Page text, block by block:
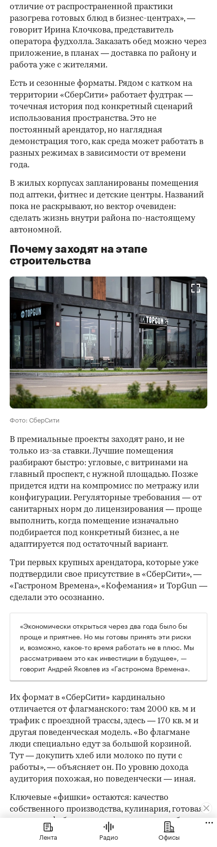
отличие от распространенной практики
разогрева готовых блюд в бизнес-центрах», —
говорит Ирина Клочкова, представитель
оператора фудхолла. Заказать обед можно через
приложение, в планах — доставка по району и
работа уже с жителями.
Есть и сезонные форматы. Рядом с катком на
территории «СберСити» работает фудтрак —
точечная история под конкретный сценарий
использования пространства. Это не
постоянный арендатор, но наглядная
демонстрация того, как среда может работать в
разных режимах в зависимости от времени
года.
В жилых корпусах запланированы помещения
под аптеки, фитнес и детские центры. Названий
пока не раскрывают, но вектор очевиден:
сделать жизнь внутри района по-настоящему
автономной.
Почему заходят на этапе
строительства
Фото: СберСити
В премиальные проекты заходят рано, и не
только из-за ставки. Лучшие помещения
разбирают быстро: угловые, с витринами на
главный проспект, с нужной площадью. Позже
придется идти на компромисс по метражу или
конфигурации. Регуляторные требования — от
санитарных норм до лицензирования — проще
выполнить, когда помещение изначально
подбирается под конкретный бизнес, а не
адаптируется под остаточный вариант.
Три первых крупных арендатора, которые уже
подтвердили свое присутствие в «СберСити», —
«Гастроном Времена», «Кофемания» и TopGun —
сделали это осознанно.
«Экономически открыться через два года было бы
проще и приятнее. Но мы готовы принять эти риски
и, возможно, какое-то время работать не в плюс. Мы
рассматриваем это как инвестиции в будущее», —
говорит Андрей Яковлев из «Гастронома Времена».
Их формат в «СберСити» кардинально
отличается от флагманского: там 2000 кв. м и
трафик с проездной трассы, здесь — 170 кв. м и
другая поведенческая модель. «Во флагмане
люди специально едут за большой корзиной.
Тут — докупить хлеб или молоко по пути с
работы», — объясняет он. По уровню дохода
аудитория похожая, но поведенчески — иная.
Ключевые «фишки» остаются: качество
собственного производства, кулинария, готовая
еда и полуфабрикаты — но ассортимент будет
более узким, а формат сдвинется в сторону
Лента Радио Офисы